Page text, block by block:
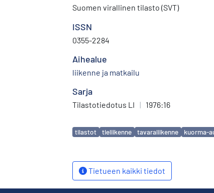
Suomen virallinen tilasto (SVT)
ISSN
0355-2284
Aihealue
liikenne ja matkailu
Sarja
Tilastotiedotus LI | 1976:16
Avainsanat
tilastot tieliikenne tavaraliikenne kuorma-
Tietueen kaikki tiedot